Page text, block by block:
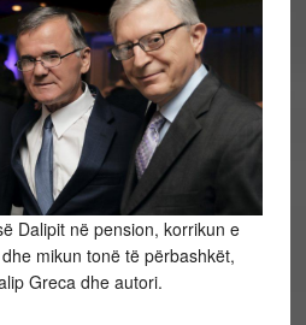
Dalipit në pension, korrikun e
mikun tonë të përbashkët,
Greca dhe autori.